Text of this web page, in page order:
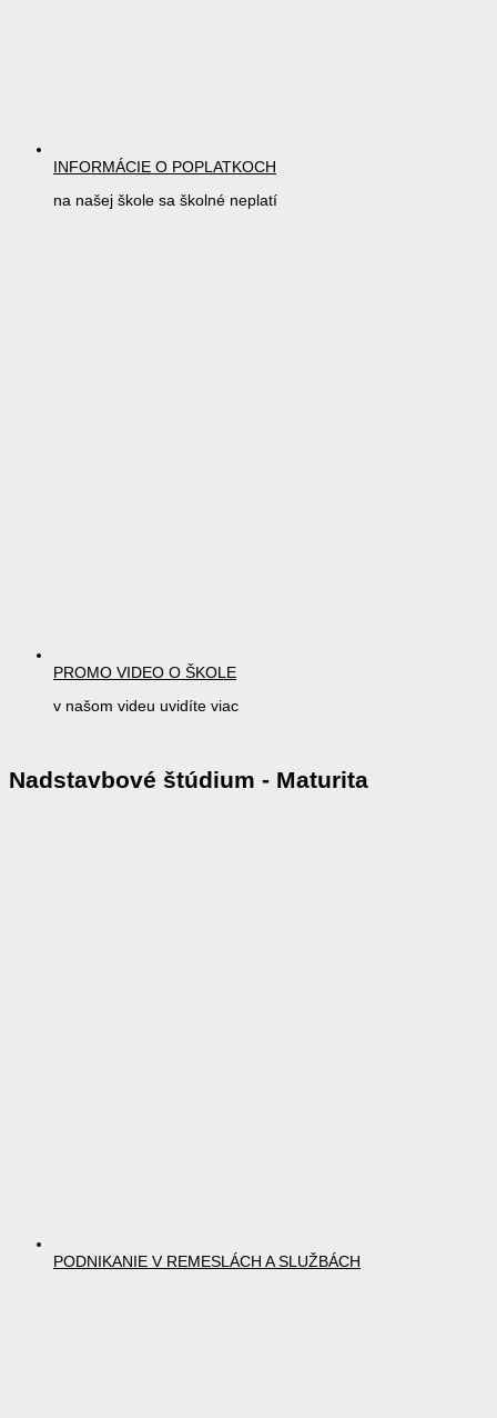
INFORMÁCIE O POPLATKOCH
na našej škole sa školné neplatí
PROMO VIDEO O ŠKOLE
v našom videu uvidíte viac
Nadstavbové štúdium - Maturita
PODNIKANIE V REMESLÁCH A SLUŽBÁCH